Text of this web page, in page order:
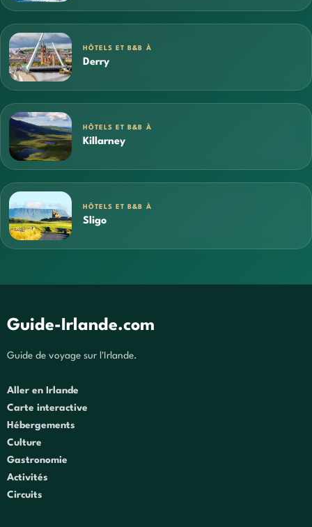
HÔTELS ET B&B À
Derry
HÔTELS ET B&B À
Killarney
HÔTELS ET B&B À
Sligo
Guide-Irlande.com
Guide de voyage sur l'Irlande.
Aller en Irlande
Carte interactive
Hébergements
Culture
Gastronomie
Activités
Circuits